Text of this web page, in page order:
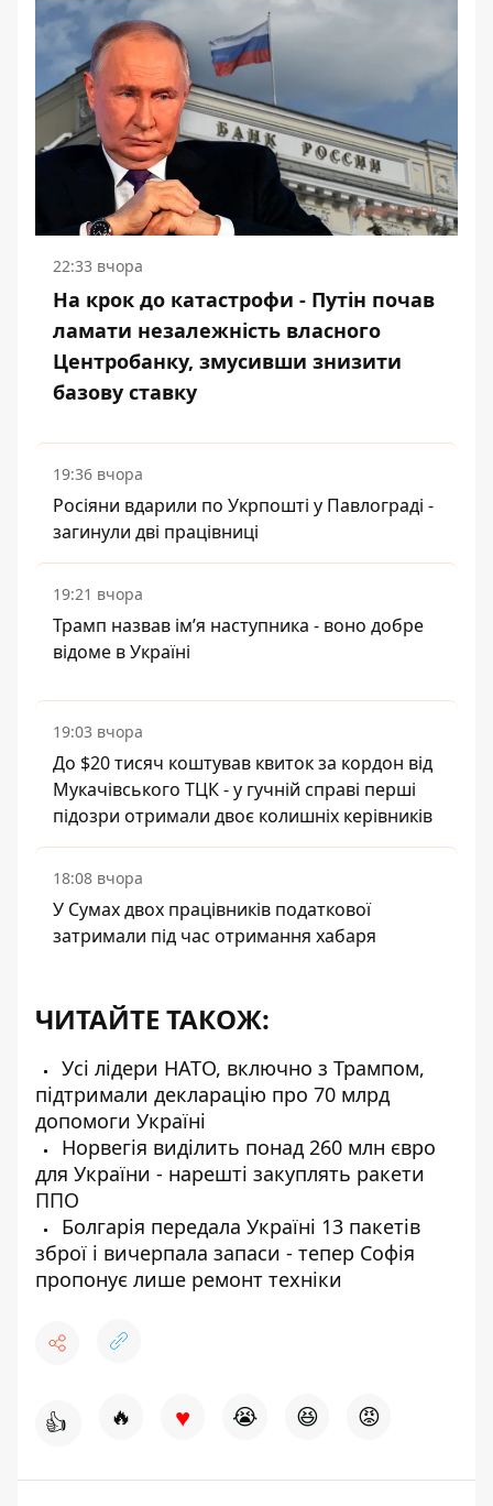
22:33 вчора
На крок до катастрофи - Путін почав
ламати незалежність власного
Центробанку, змусивши знизити
базову ставку
19:36 вчора
Росіяни вдарили по Укрпошті у Павлограді -
загинули дві працівниці
19:21 вчора
Трамп назвав імʼя наступника - воно добре
відоме в Україні
19:03 вчора
До $20 тисяч коштував квиток за кордон від
Мукачівського ТЦК - у гучній справі перші
підозри отримали двоє колишніх керівників
18:08 вчора
У Сумах двох працівників податкової
затримали під час отримання хабаря
ЧИТАЙТЕ ТАКОЖ:
Усі лідери НАТО, включно з Трампом,
підтримали декларацію про 70 млрд
допомоги Україні
Норвегія виділить понад 260 млн євро
для України - нарешті закуплять ракети
ППО
Болгарія передала Україні 13 пакетів
зброї і вичерпала запаси - тепер Софія
пропонує лише ремонт техніки
👍 🔥 ♥ 😭 😆 😡